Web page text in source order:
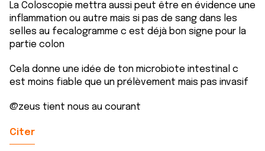
La Coloscopie mettra aussi peut être en évidence une
inflammation ou autre mais si pas de sang dans les
selles au fecalogramme c est déjà bon signe pour la
partie colon
Cela donne une idée de ton microbiote intestinal c
est moins fiable que un prélèvement mais pas invasif
@zeus tient nous au courant
Citer